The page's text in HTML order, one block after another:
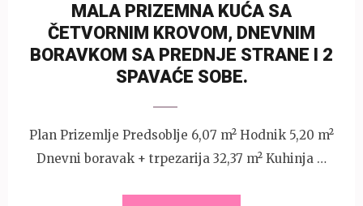
MALA PRIZEMNA KUĆA SA
ČETVORNIM KROVOM, DNEVNIM
BORAVKOM SA PREDNJE STRANE I 2
SPAVAĆE SOBE.
Plan Prizemlje Predsoblje 6,07 m² Hodnik 5,20 m²
Dnevni boravak + trpezarija 32,37 m² Kuhinja …